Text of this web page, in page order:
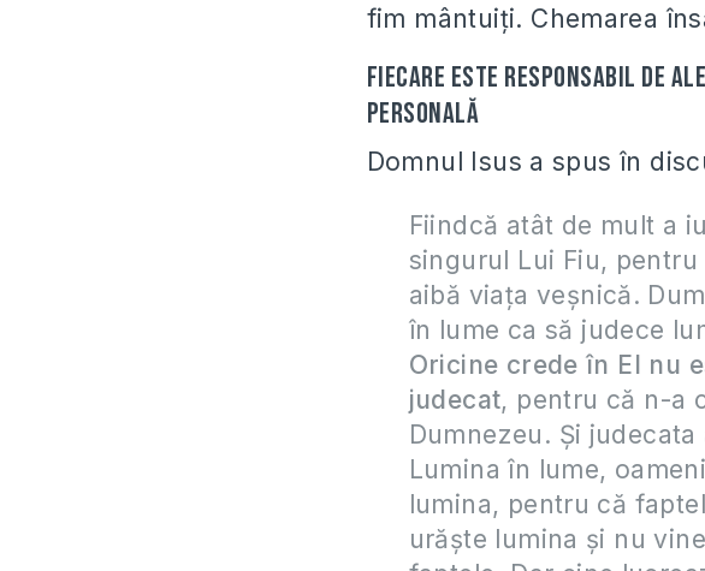
fim mântuiţi. Chemarea
Fiecare este responsabil de
personală
Domnul Isus a spus în
Fiindcă atât de mult a
singurul Lui Fiu, pentru
aibă viaţa veşnică.
în lume ca să judece
Oricine crede în El nu
judecat, pentru că n-a
Dumnezeu. Şi
Lumina în lume,
lumina, pentru că
urăşte lumina şi nu